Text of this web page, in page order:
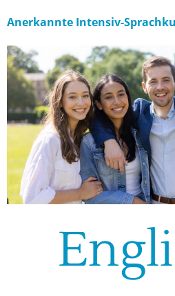
Anerkannte Intensiv-